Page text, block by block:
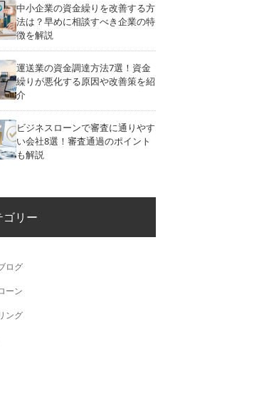
中小企業の資金繰りを改善する方
法は？早めに相談すべき企業の特
徴を解説
運送業の資金調達方法7選！資金
繰りが悪化する原因や改善策を紹
介
ビジネスローンで審査に通りやす
い会社8選！審査通過のポイント
も解説
ゴリー
ログ
ーン
ング